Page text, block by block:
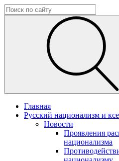
Главная
Русский национализм и
Новости
Проявления
национализма